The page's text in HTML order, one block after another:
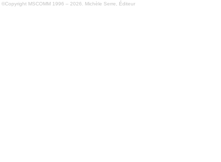
©Copyright MSCOMM 1996 – 2026. Michèle Serre, Éditeur